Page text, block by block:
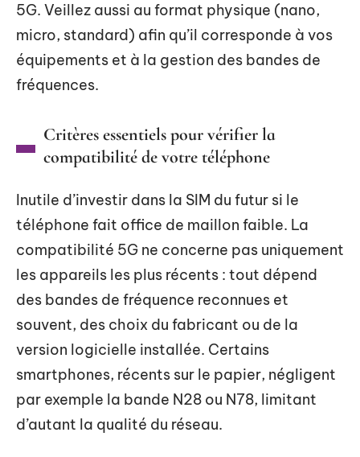
5G. Veillez aussi au format physique (nano,
micro, standard) afin qu’il corresponde à vos
équipements et à la gestion des bandes de
fréquences.
Critères essentiels pour vérifier la
compatibilité de votre téléphone
Inutile d’investir dans la SIM du futur si le
téléphone fait office de maillon faible. La
compatibilité 5G ne concerne pas uniquement
les appareils les plus récents : tout dépend
des bandes de fréquence reconnues et
souvent, des choix du fabricant ou de la
version logicielle installée. Certains
smartphones, récents sur le papier, négligent
par exemple la bande N28 ou N78, limitant
d’autant la qualité du réseau.